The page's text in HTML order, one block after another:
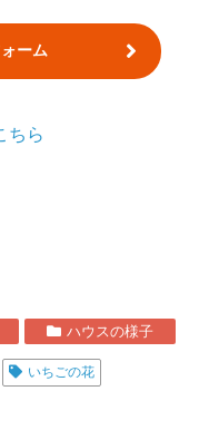
ーム
ちら
ハウスの様子
いちごの花